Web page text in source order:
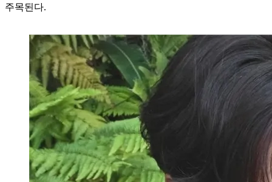
주목된다.